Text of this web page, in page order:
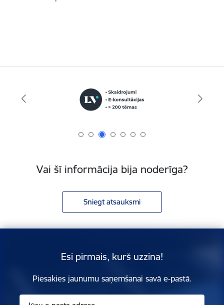
Vai šī informācija bija noderīga?
Sniegt atsauksmi
Esi pirmais, kurš uzzina!
Piesakies jaunumu saņemšanai savā e-pastā.